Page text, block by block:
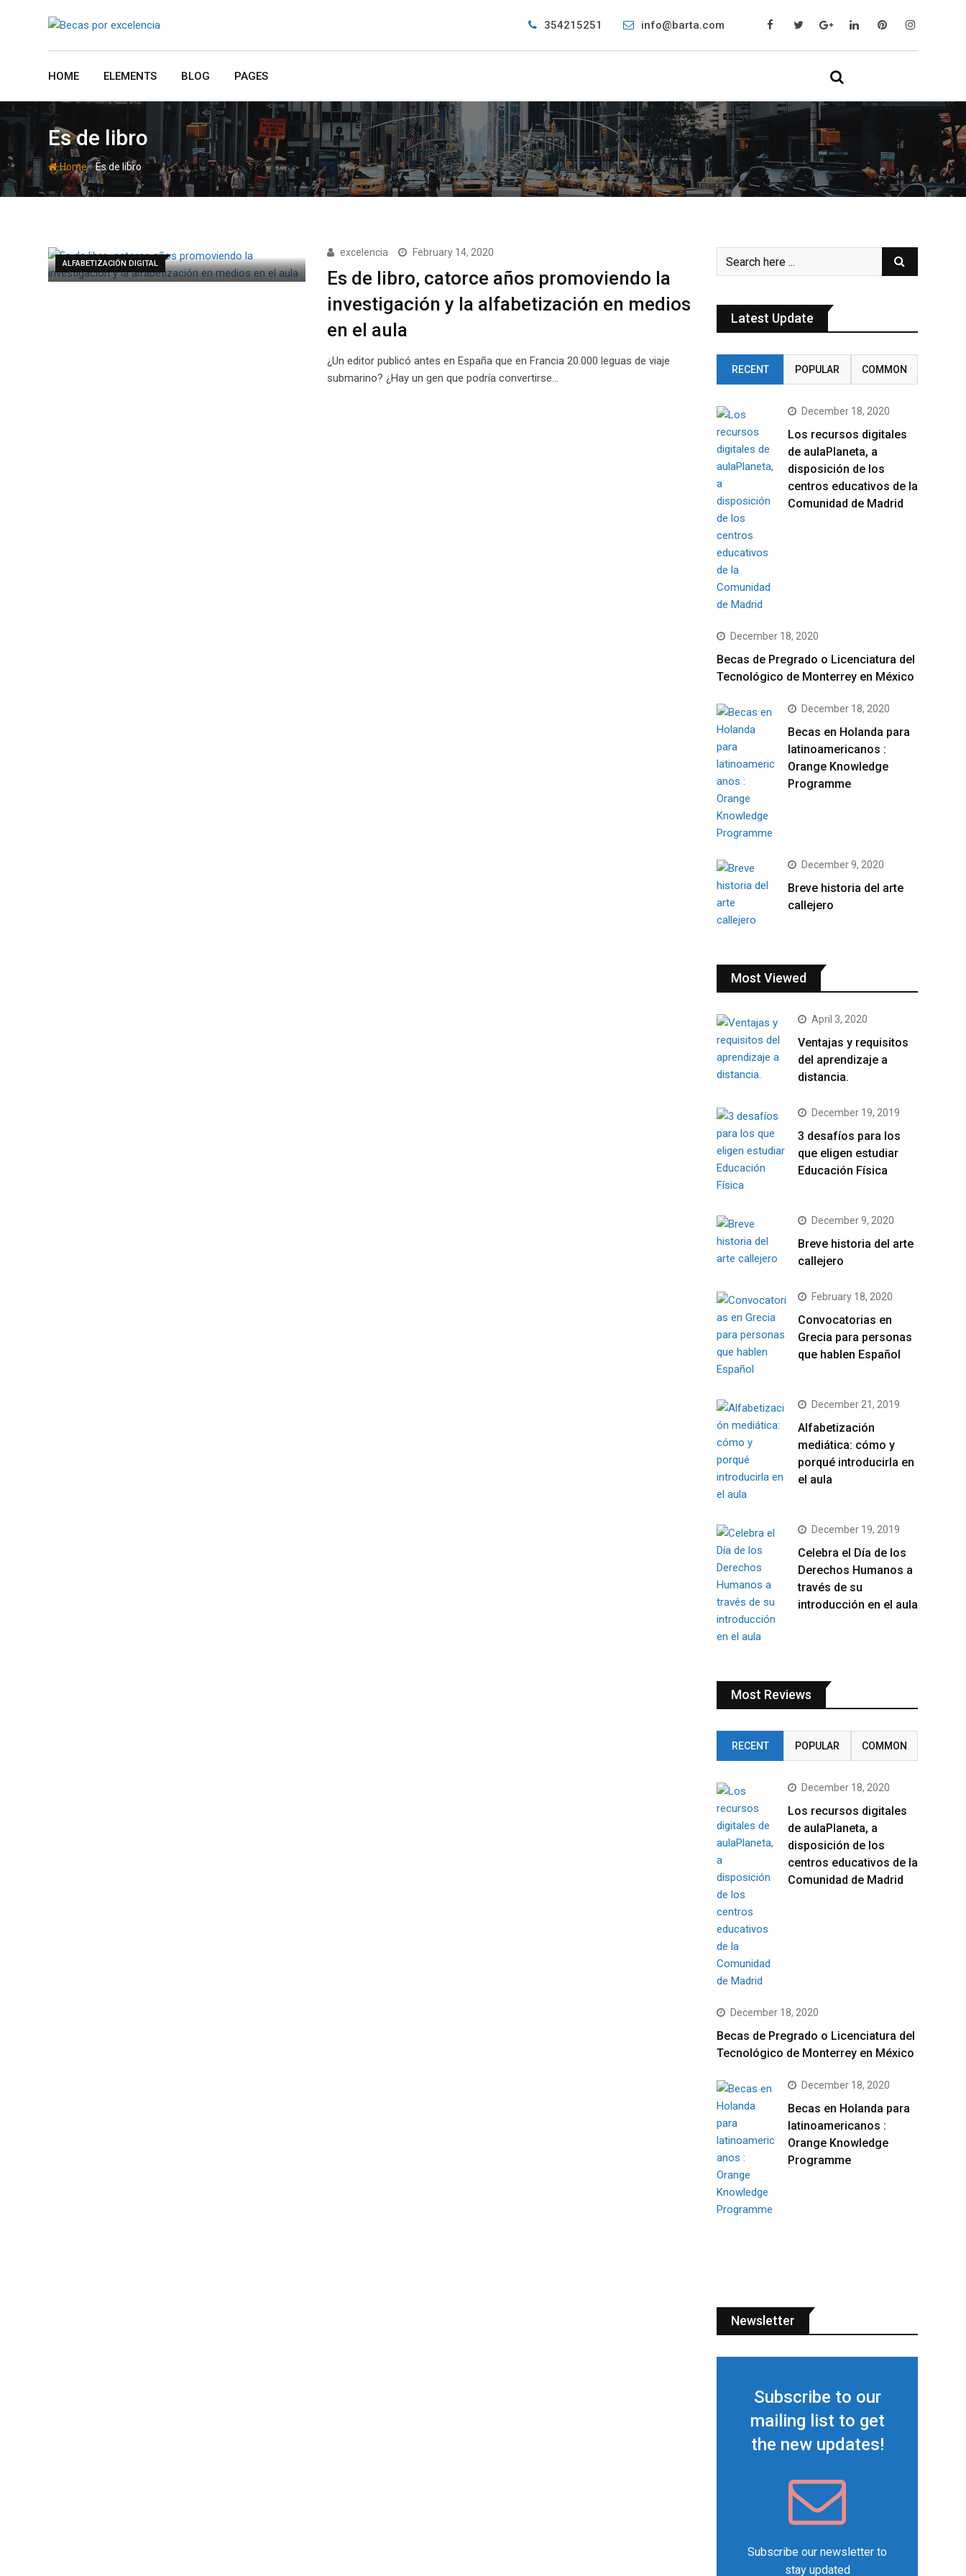
354215251 info@barta.com
HOME ELEMENTS BLOG PAGES
Es de libro
Home-Es de libro
ALFABETIZACIÓN DIGITAL
excelencia February 14, 2020
Es de libro, catorce años promoviendo la
investigación y la alfabetización en medios
en el aula
¿Un editor publicó antes en España que en Francia 20.000 leguas de viaje
submarino? ¿Hay un gen que podría convertirse…
Latest Update
RECENT POPULAR COMMON
December 18, 2020
Los recursos digitales
de aulaPlaneta, a
disposición de los
centros educativos de la
Comunidad de Madrid
December 18, 2020
Becas de Pregrado o Licenciatura del
Tecnológico de Monterrey en México
December 18, 2020
Becas en Holanda para
latinoamericanos :
Orange Knowledge
Programme
December 9, 2020
Breve historia del arte
callejero
Most Viewed
April 3, 2020
Ventajas y requisitos
del aprendizaje a
distancia.
December 19, 2019
3 desafíos para los
que eligen estudiar
Educación Física
December 9, 2020
Breve historia del arte
callejero
February 18, 2020
Convocatorias en
Grecia para personas
que hablen Español
December 21, 2019
Alfabetización
mediática: cómo y
porqué introducirla en
el aula
December 19, 2019
Celebra el Día de los
Derechos Humanos a
través de su
introducción en el aula
Most Reviews
RECENT POPULAR COMMON
December 18, 2020
Los recursos digitales
de aulaPlaneta, a
disposición de los
centros educativos de la
Comunidad de Madrid
December 18, 2020
Becas de Pregrado o Licenciatura del
Tecnológico de Monterrey en México
December 18, 2020
Becas en Holanda para
latinoamericanos :
Orange Knowledge
Programme
Newsletter
Subscribe to our
mailing list to get
the new updates!
Subscribe our newsletter to
stay updated